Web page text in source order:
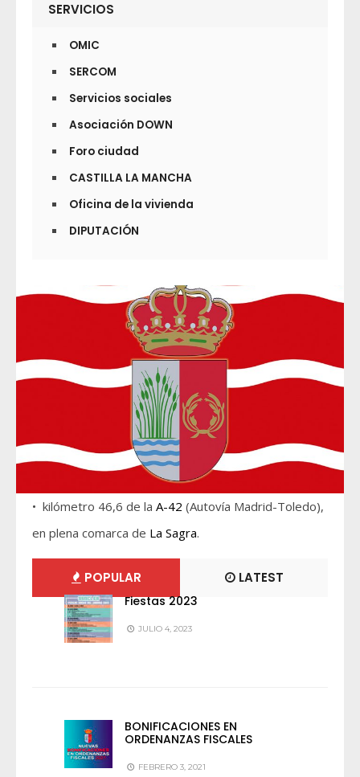
SERVICIOS
OMIC
SERCOM
Servicios sociales
Asociación DOWN
Foro ciudad
CASTILLA LA MANCHA
Oficina de la vivienda
DIPUTACIÓN
• kilómetro 46,6 de la A-42 (Autovía Madrid-Toledo),
en plena comarca de La Sagra.
POPULAR LATEST
Fiestas 2023
JULIO 4, 2023
BONIFICACIONES EN
ORDENANZAS FISCALES
FEBRERO 3, 2021